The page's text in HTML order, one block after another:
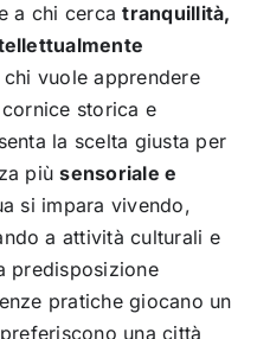
a chi cercatranquillità,
vuole apprendere
cornice storica e
la scelta giusta per
piùsensoriale e
si impara vivendo,
a attività culturali e
predisposizione
pratiche giocano un
una città